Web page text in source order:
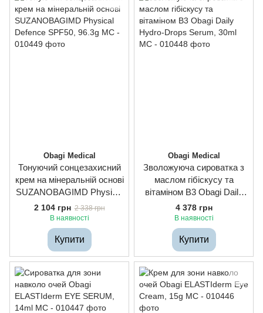
Obagi Medical
Тонуючий сонцезахисний
крем на мінеральній основі
SUZANOBAGIMD Physical
Defence SPF50, 96.3g
2 104 грн 2 338 грн
В наявності
Купити
Obagi Medical
Зволожуюча сироватка з
маслом гібіскусу та
вітаміном В3 Obagi Daily
Hydro-Drops Serum, 30ml
4 378 грн
В наявності
Купити